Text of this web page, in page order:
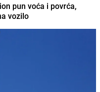
pun voća i povrća,
vozilo